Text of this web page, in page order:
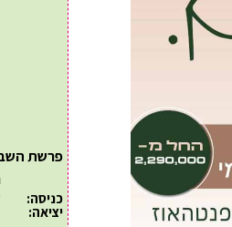
פרשת
כניסה:
יציאה: